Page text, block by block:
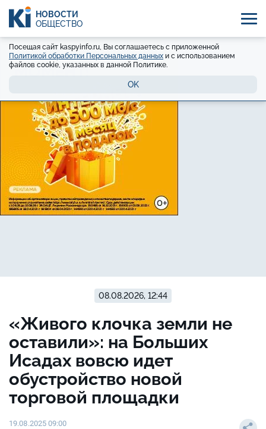
НОВОСТИ
ОБЩЕСТВО
Посещая сайт kaspyinfo.ru, Вы соглашаетесь с приложенной
Политикой обработки Персональных данных и с использованием
файлов cookie, указанных в данной Политике.
OK
08.08.2026, 12:44
«Живого клочка земли не
оставили»: на Больших
Исадах вовсю идет
обустройство новой
торговой площадки
19.08.2025 09:00